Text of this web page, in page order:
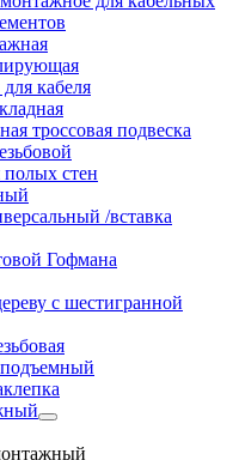
кабеля
троссовая подвеска
стен
/вставка
Гофмана
с шестигранной